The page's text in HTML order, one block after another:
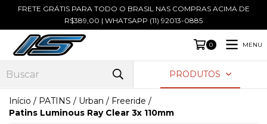
FRETE GRÁTIS PARA TODO O BRASIL NAS COMPRAS ACIMA DE
R$389,00 | WHATSAPP (11) 92013-0885
0 MENU
PRODUTOS
Início / PATINS / Urban / Freeride /
Patins Luminous Ray Clear 3x 110mm